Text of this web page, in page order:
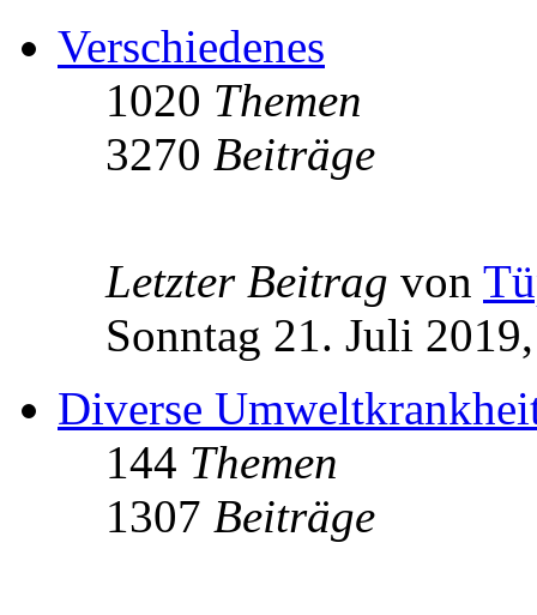
Verschiedenes
1020 Themen
3270 Beiträge
Letzter Beitrag von
Sonntag 21. Juli
Diverse
144 Themen
1307 Beiträge